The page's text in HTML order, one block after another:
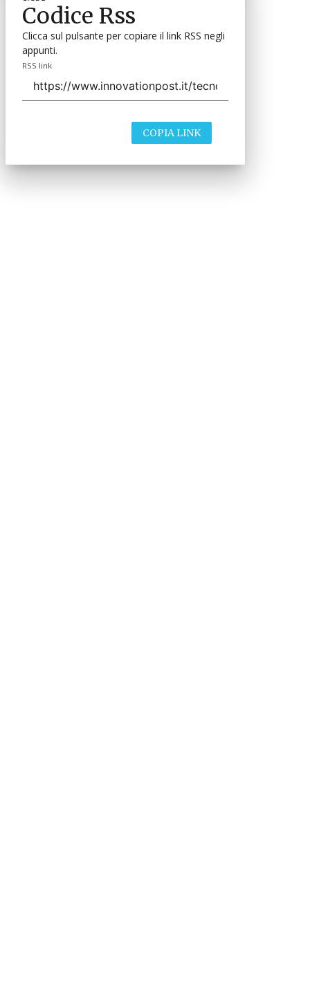
Codice Rss
Clicca sul pulsante per copiare il link RSS negli
appunti.
RSS link
COPIA LINK